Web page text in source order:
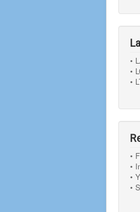
•
•
•
•
•
•
•